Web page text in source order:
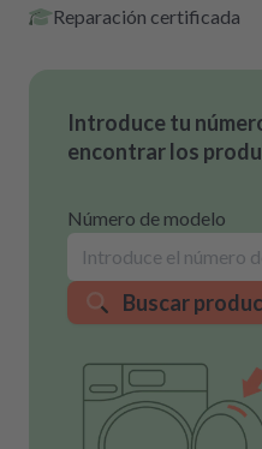
Reparación certificada
Introduce tu
encontrar los
Número de modelo
Buscar